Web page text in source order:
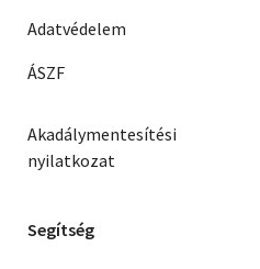
Adatvédelem
ÁSZF
Akadálymentesítési
nyilatkozat
Segítség